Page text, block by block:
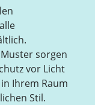
sorgen
vor Licht
Ihrem Raum
Stil.